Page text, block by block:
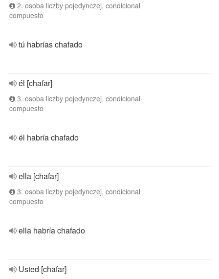
2. osoba liczby pojedynczej, condicional
compuesto
tú habrías chafado
él [chafar]
3. osoba liczby pojedynczej, condicional
compuesto
él habría chafado
ella [chafar]
3. osoba liczby pojedynczej, condicional
compuesto
ella habría chafado
Usted [chafar]